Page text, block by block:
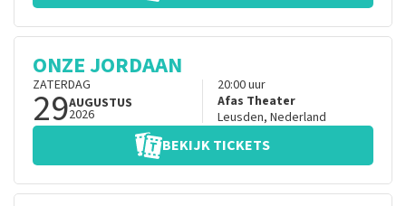
ONZE JORDAAN
ZATERDAG
29AUGUSTUS
2026
20:00uur
Afas Theater
Leusden, Nederland
BEKIJK TICKETS